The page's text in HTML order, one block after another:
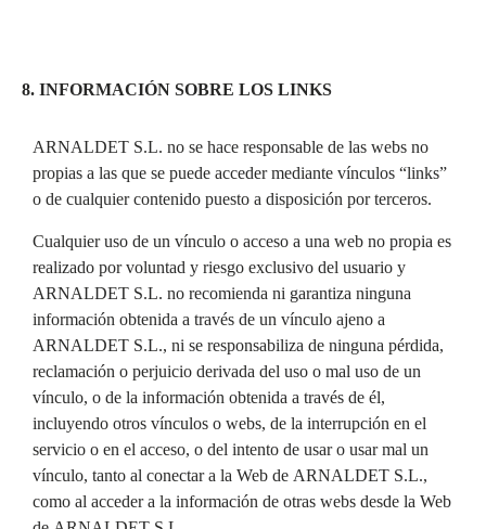
8. INFORMACIÓN SOBRE LOS LINKS
ARNALDET S.L. no se hace responsable de las webs no
propias a las que se puede acceder mediante vínculos “links”
o de cualquier contenido puesto a disposición por terceros.
Cualquier uso de un vínculo o acceso a una web no propia es
realizado por voluntad y riesgo exclusivo del usuario y
ARNALDET S.L. no recomienda ni garantiza ninguna
información obtenida a través de un vínculo ajeno a
ARNALDET S.L., ni se responsabiliza de ninguna pérdida,
reclamación o perjuicio derivada del uso o mal uso de un
vínculo, o de la información obtenida a través de él,
incluyendo otros vínculos o webs, de la interrupción en el
servicio o en el acceso, o del intento de usar o usar mal un
vínculo, tanto al conectar a la Web de ARNALDET S.L.,
como al acceder a la información de otras webs desde la Web